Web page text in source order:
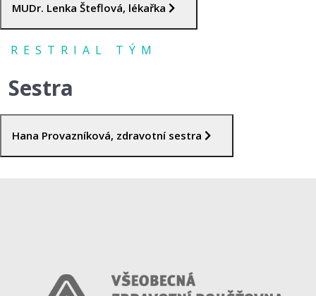
MUDr. Lenka Šteflová, lékařka
RESTRIAL TÝM
Sestra
Hana Provazníková, zdravotní sestra